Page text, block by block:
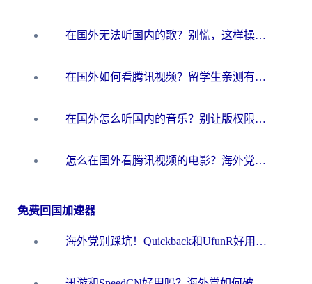
在国外无法听国内的歌？别慌，这样操作就能畅听QQ音乐（附亲测加速器推荐）
在国外如何看腾讯视频？留学生亲测有效的回国加速方案
在国外怎么听国内的音乐？别让版权限制断了你的华语歌单
怎么在国外看腾讯视频的电影？海外党亲测有效的回国加速指南
免费回国加速器
海外党别踩坑！Quickback和UfunR好用吗？选对回国加速器才能无缝刷国内资源